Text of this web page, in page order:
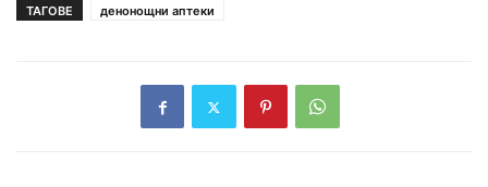
ТАГОВЕ денонощни аптеки